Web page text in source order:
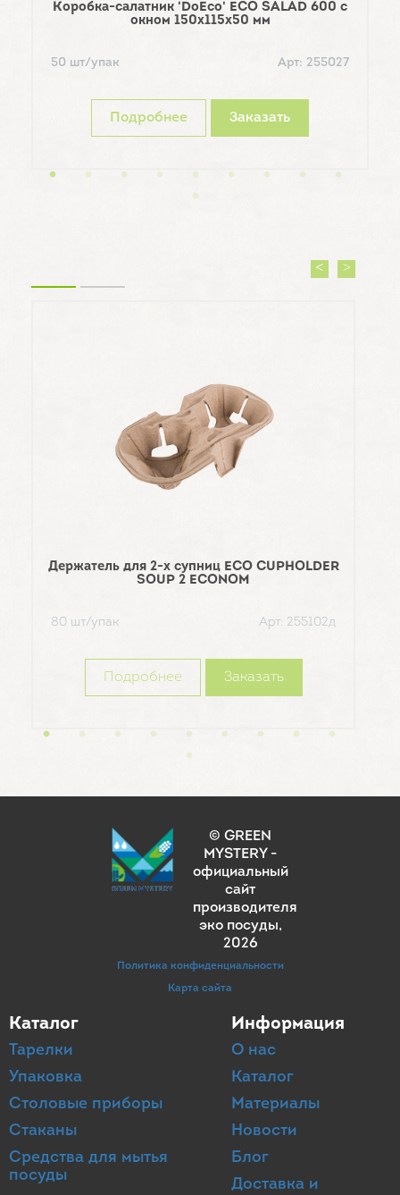
Коробка-салатник 'DoEco' ECO SALAD 600 с
окном 150х115х50 мм
50 шт/упак Арт: 255027
Подробнее Заказать
Держатель для 2-х супниц ECO CUPHOLDER
SOUP 2 ECONOM
80 шт/упак Арт: 255102д
Подробнее Заказать
© GREEN
MYSTERY -
официальный
сайт
производителя
эко посуды,
2026
Политика конфиденциальности
Карта сайта
Каталог
Тарелки
Упаковка
Столовые приборы
Стаканы
Средства для мытья
посуды
Информация
О нас
Каталог
Материалы
Новости
Блог
Доставка и